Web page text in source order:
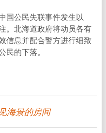
国公民失联事件发生以
。北海道政府将动员各有
信息并配合警方进行细致
的下落。
海景的房间